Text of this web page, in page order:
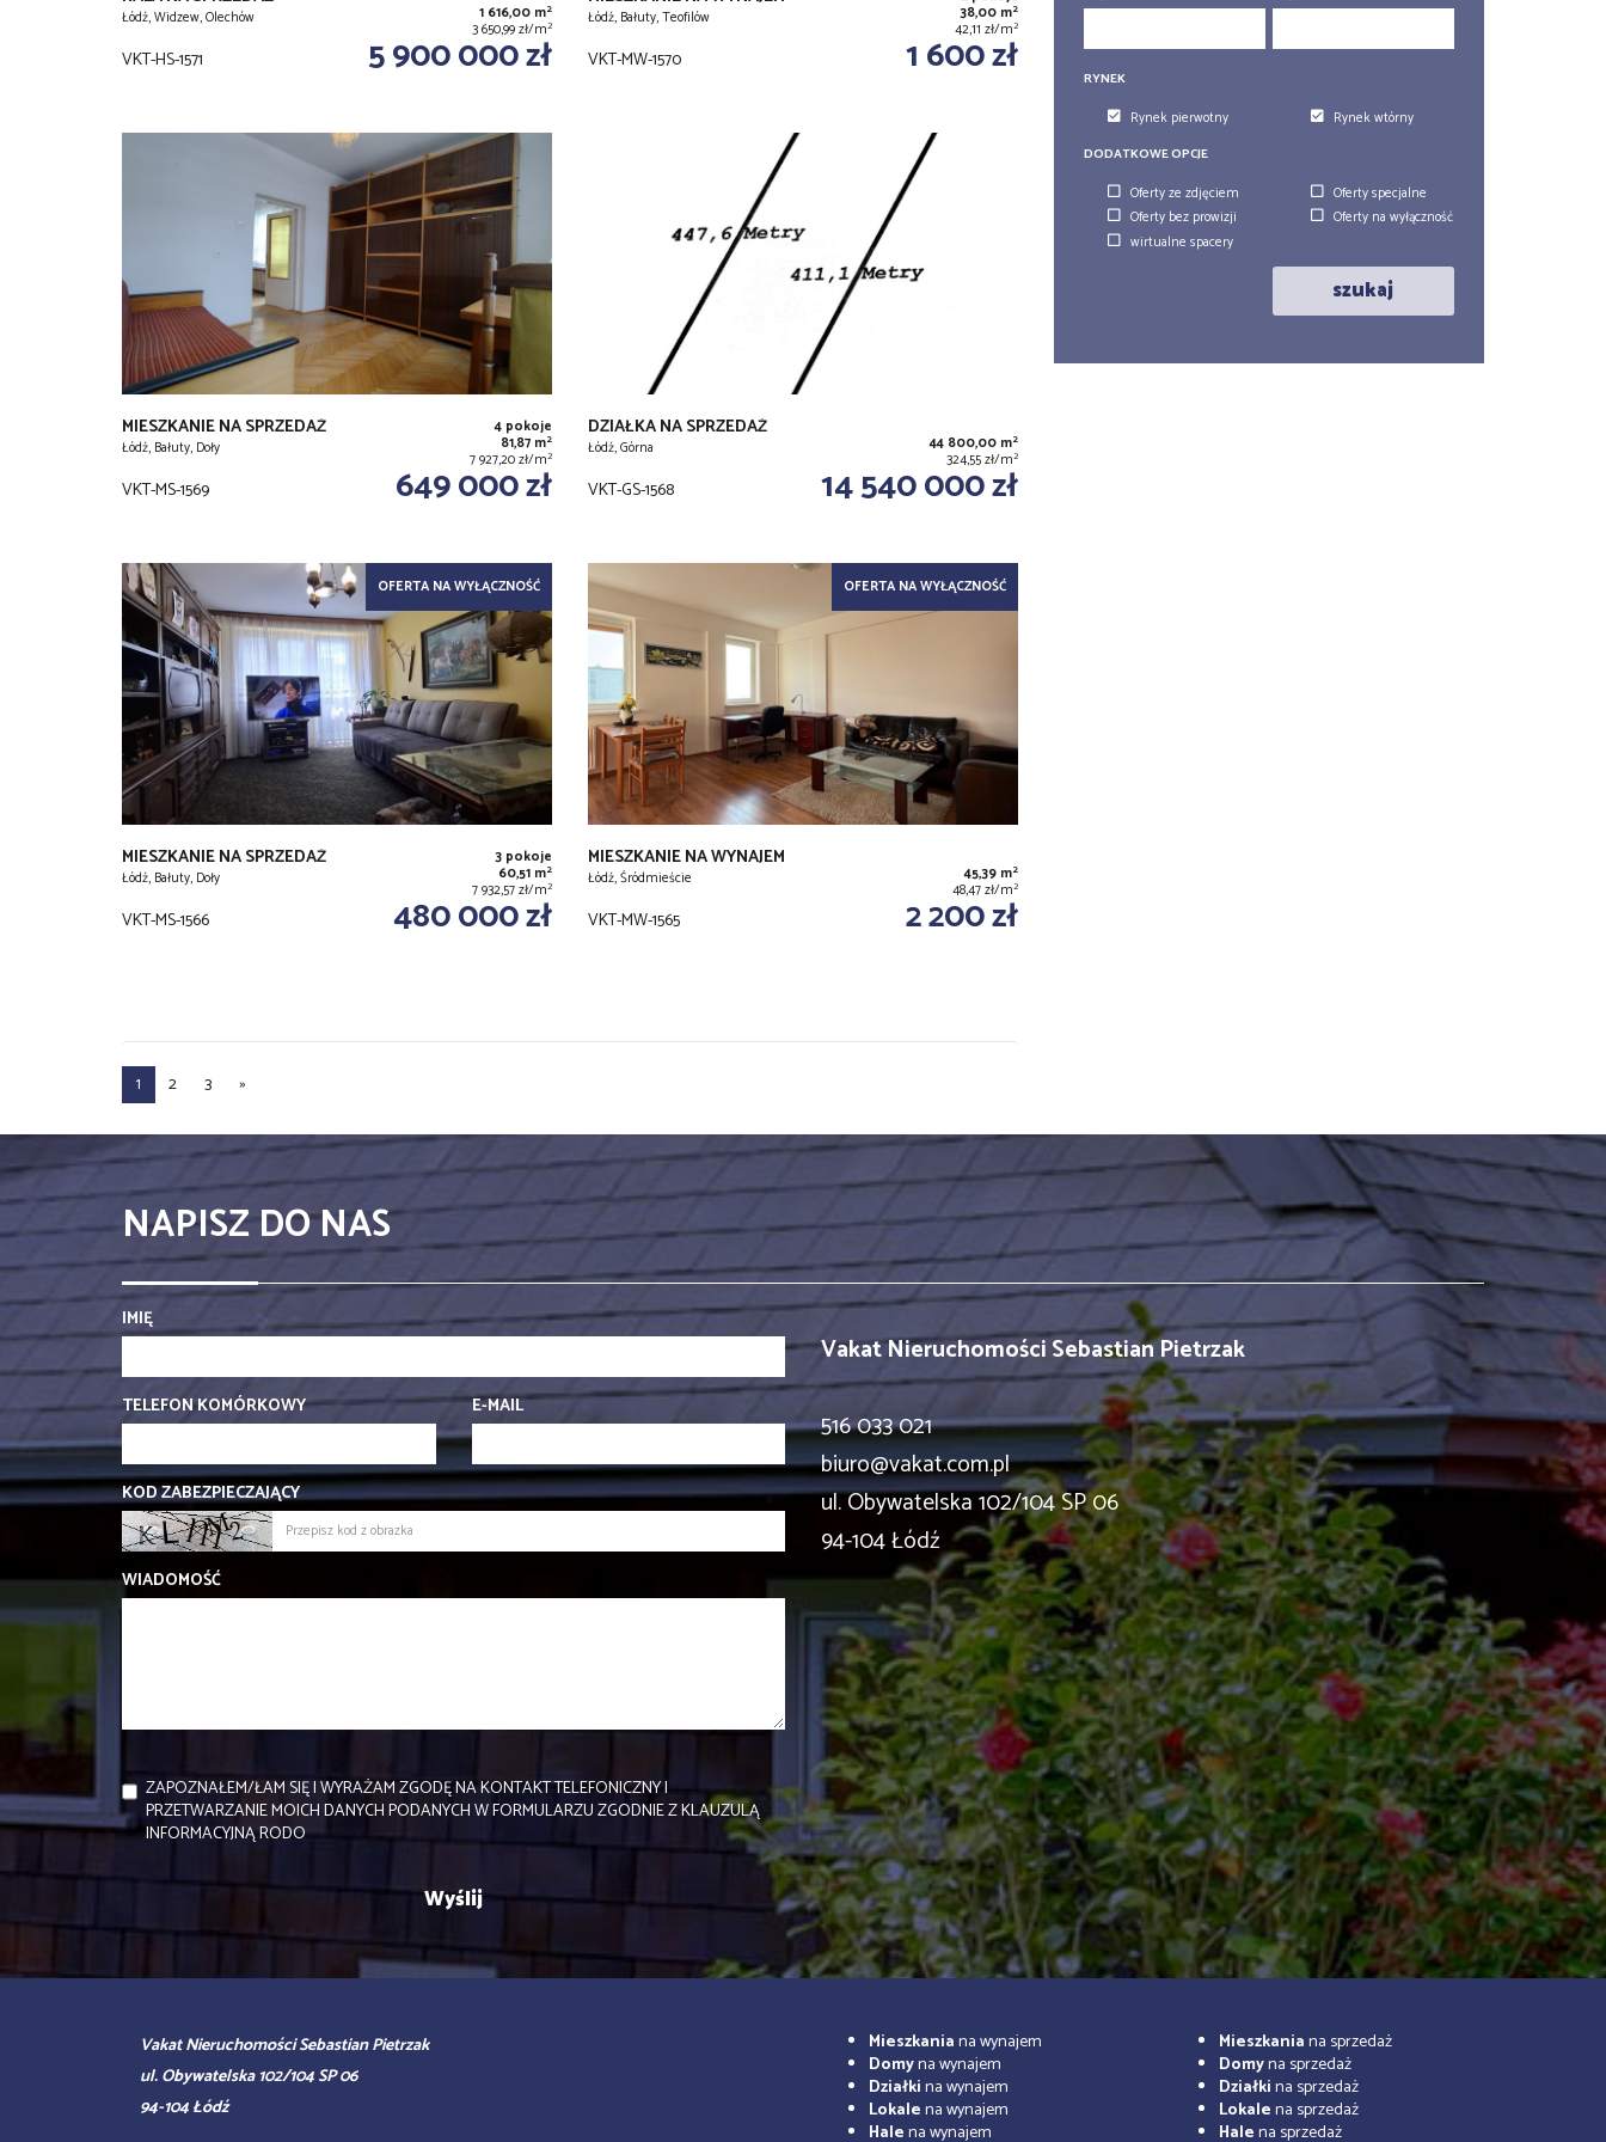
Łódź, Widzew, Olechów 1 616,00 m2
3 650,99 zł/m2
VKT-HS-1571 5 900 000 zł
Łódź, Bałuty, Teofilów 38,00 m2
42,11 zł/m2
VKT-MW-1570 1 600 zł
MIESZKANIE NA SPRZEDAŻ
Łódź, Bałuty, Doły
4 pokoje
81,87 m2
7 927,20 zł/m2
VKT-MS-1569 649 000 zł
DZIAŁKA NA SPRZEDAŻ
Łódź, Górna 44 800,00 m2
324,55 zł/m2
VKT-GS-1568 14 540 000 zł
OFERTA NA WYŁĄCZNOŚĆ
MIESZKANIE NA SPRZEDAŻ
Łódź, Bałuty, Doły
3 pokoje
60,51 m2
7 932,57 zł/m2
VKT-MS-1566 480 000 zł
OFERTA NA WYŁĄCZNOŚĆ
MIESZKANIE NA WYNAJEM
Łódź, Śródmieście 45,39 m2
48,47 zł/m2
VKT-MW-1565 2 200 zł
1 2 3 »
RYNEK
Rynek pierwotny
Rynek wtórny
DODATKOWE OPCJE
Oferty ze zdjęciem
Oferty specjalne
Oferty bez prowizji
Oferty na wyłączność
wirtualne spacery
szukaj
NAPISZ DO NAS
IMIĘ
TELEFON KOMÓRKOWY E-MAIL
KOD ZABEZPIECZAJĄCY
WIADOMOŚĆ
ZAPOZNAŁEM/ŁAM SIĘ I WYRAŻAM ZGODĘ NA KONTAKT TELEFONICZNY I
PRZETWARZANIE MOICH DANYCH PODANYCH W FORMULARZU ZGODNIE Z KLAUZULĄ
INFORMACYJNĄ RODO
Vakat Nieruchomości Sebastian Pietrzak
516 033 021
biuro@vakat.com.pl
ul. Obywatelska 102/104 SP 06
94-104 Łódź
Vakat Nieruchomości Sebastian Pietrzak
ul. Obywatelska 102/104 SP 06
94-104 Łódź
Mieszkaniana wynajem
Domyna wynajem
Działkina wynajem
Lokalena wynajem
Halena wynajem
Mieszkaniana sprzedaż
Domyna sprzedaż
Działkina sprzedaż
Lokalena sprzedaż
Halena sprzedaż